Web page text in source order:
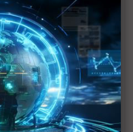
連橫 為何博通堅不屈
鏈背板 記憶體廠群攻AI
兩撥千斤
PC、資料中心新業務